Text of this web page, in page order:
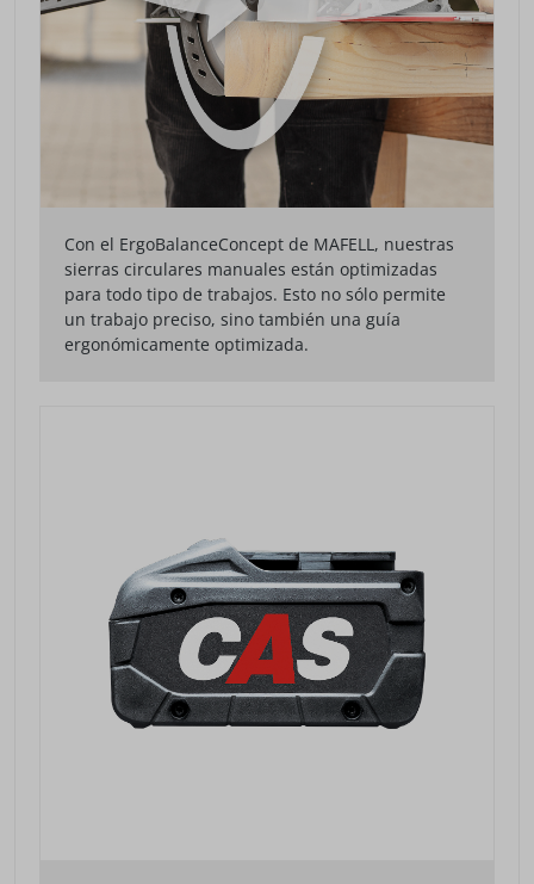
Con el ErgoBalanceConcept de MAFELL, nuestras
sierras circulares manuales están optimizadas
para todo tipo de trabajos. Esto no sólo permite
un trabajo preciso, sino también una guía
ergonómicamente optimizada.